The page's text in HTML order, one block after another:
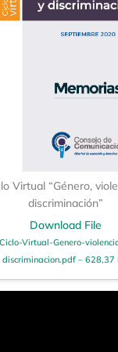
Virtual “Género,
discriminación”
Download File
Ciclo-Virtual-Genero-
discriminacion.pdf – 628,37